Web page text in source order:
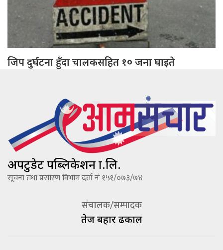
जिप दुर्घटना हुँदा चालकसहित १० जना घाइते
अपटुडेट पब्लिकेशन प्रा.लि.
सूचना तथा प्रसारण विभाग दर्ता नंः १५१/०७३/७४
संचालक/सम्पादक
तेज बहादूर ढकाल